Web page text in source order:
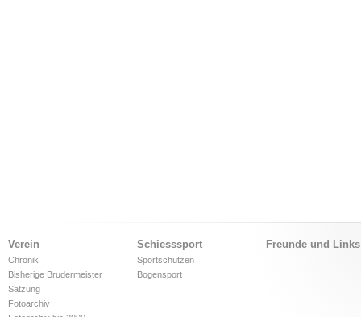
Verein
Chronik
Bisherige Brudermeister
Satzung
Fotoarchiv
Schiesssport
Sportschützen
Bogensport
Freunde und Links